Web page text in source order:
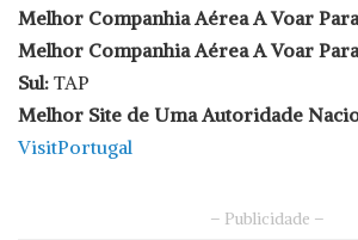
Melhor Companhia Aérea A Voar
Melhor Companhia Aérea A Voar
Sul: TAP
Melhor Site de Uma Autoridade
VisitPortugal
– Publicidade –